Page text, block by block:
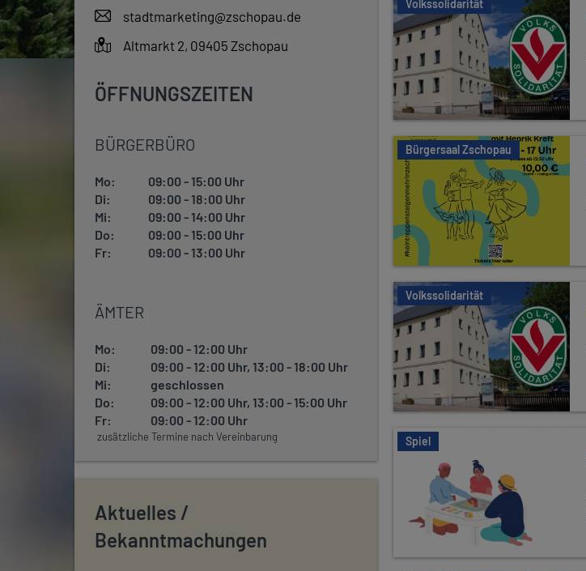
stadtmarketing@zschopau.de
Altmarkt 2, 09405 Zschopau
ÖFFNUNGSZEITEN
BÜRGERBÜRO
Mo:
09:00 - 15:00 Uhr
Di:
09:00 - 18:00 Uhr
Mi:
09:00 - 14:00 Uhr
Do:
09:00 - 15:00 Uhr
Fr:
09:00 - 13:00 Uhr
ÄMTER
Mo:
09:00 - 12:00 Uhr
Di:
09:00 - 12:00 Uhr, 13:00 - 18:00 Uhr
Mi:
geschlossen
Do:
09:00 - 12:00 Uhr, 13:00 - 15:00 Uhr
Fr:
09:00 - 12:00 Uhr
zusätzliche Termine nach Vereinbarung
Aktuelles /
Bekanntmachungen
Volkssolidarität
Bürgersaal Zschopau
Volkssolidarität
Spiel